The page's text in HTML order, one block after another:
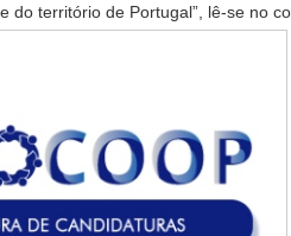
do território de Portugal”, lê-se no